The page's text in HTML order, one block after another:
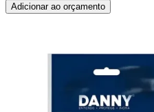
Adicionar ao orçamento